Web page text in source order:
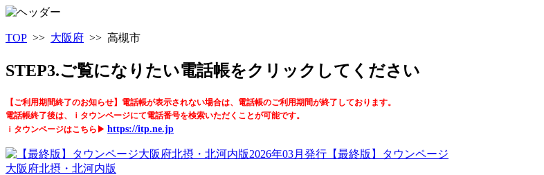
TOP >> 大阪府 >> 高槻市
STEP3.ご覧になりたい電話帳をクリックしてください
【ご利用期間終了のお知らせ】電話帳が表示されない場合は、電話帳のご利用期間が終了しております。
電話帳終了後は、ｉタウンページにて電話番号を検索いただくことが可能です。
ｉタウンページはこちら▶ https://itp.ne.jp
【最終版】タウンページ
大阪府北摂・北河内版